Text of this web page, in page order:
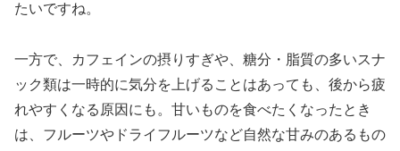
たいですね。
一方で、カフェインの摂りすぎや、糖分・脂質の多いスナ
ック類は一時的に気分を上げることはあっても、後から疲
れやすくなる原因にも。甘いものを食べたくなったとき
は、フルーツやドライフルーツなど自然な甘みのあるもの